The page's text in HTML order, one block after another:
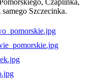
Szczecinka.